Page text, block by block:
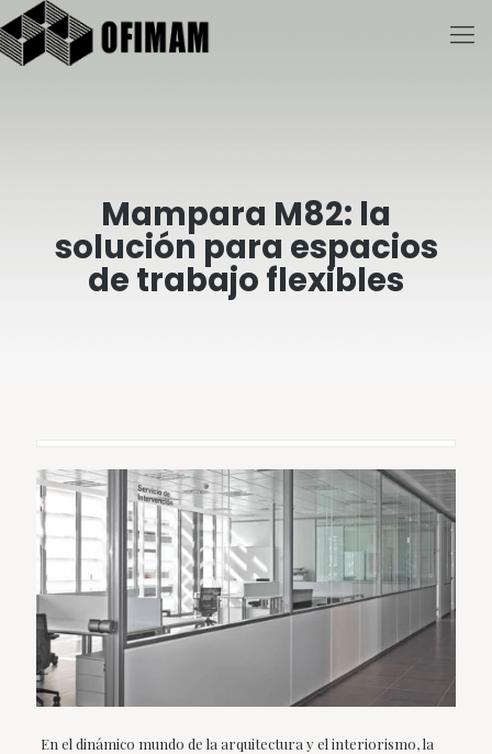
Mampara M82: la
solución para espacios
de trabajo flexibles
En el dinámico mundo de la arquitectura y el interiorismo, la